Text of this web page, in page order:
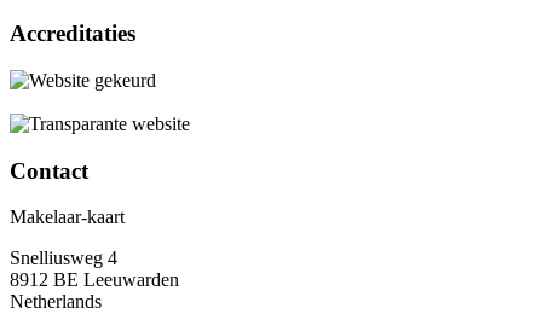
Accreditaties
Contact
Makelaar-kaart
Snelliusweg 4
8912 BE Leeuwarden
Netherlands